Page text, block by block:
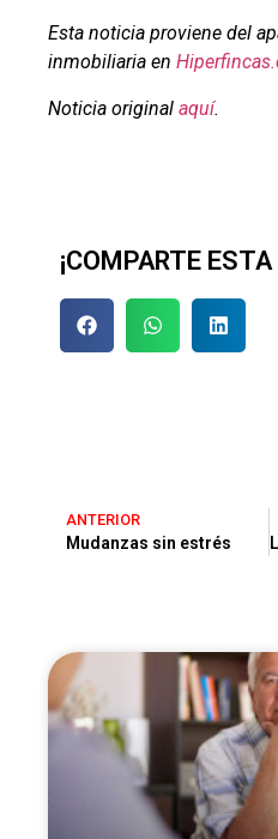
Esta noticia proviene del
inmobiliaria en
Noticia original aquí.
¡COMPARTE
ANTERIOR
Mudanzas sin estrés